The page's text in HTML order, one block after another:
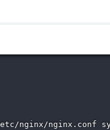
nginx/nginx.conf